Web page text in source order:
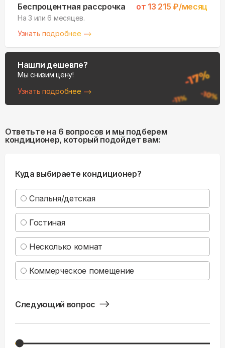
Беспроцентная рассрочка от 13 215 ₽/месяц
На 3 или 6 месяцев.
Узнать подробнее
Нашли дешевле?
Мы снизим цену!
Узнать подробнее
Ответьте на 6 вопросов и мы подберем
кондиционер, который подойдет вам:
Куда выбираете кондиционер?
Спальня/детская
Гостиная
Несколько комнат
Коммерческое помещение
Следующий вопрос